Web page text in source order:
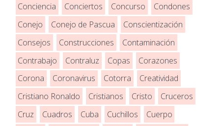
Conciencia
Conciertos Concurso
Condones
Conejo
Conejo de Pascua
Conscientización
Consejos
Construcciones
Contaminación
Contrabajo
Contraluz Copas
Corazones
Corona
Coronavirus Cotorra
Creatividad
Cristiano Ronaldo
Cristianos Cristo
Cruceros
Cruz
Cuadros Cuba Cuchillos
Cuerpo